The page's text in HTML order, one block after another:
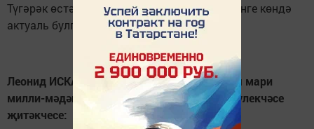
Түгәрәк өстәл артында сөйләшүдә исә бүгенге көндә
актуаль булган проблемалар күтәрелде.
Леонид ИСКАКОВ, “Татарстан Республикасы мари
милли-мәдәни автономиясе”нең Кукмара бүлекчәсе
җитәкчесе: